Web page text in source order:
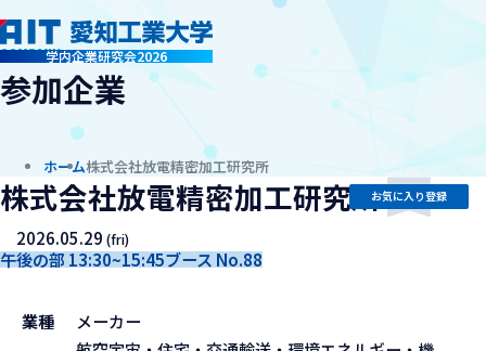
学内企業研究会2026
company
参加企業
ホーム株式会社放電精密加工研究所
株式会社放電精密加工研究所
2026.05.29(fri)
午後の部 13:30~15:45ブース No.88
お気に入り登録
業種 メーカー